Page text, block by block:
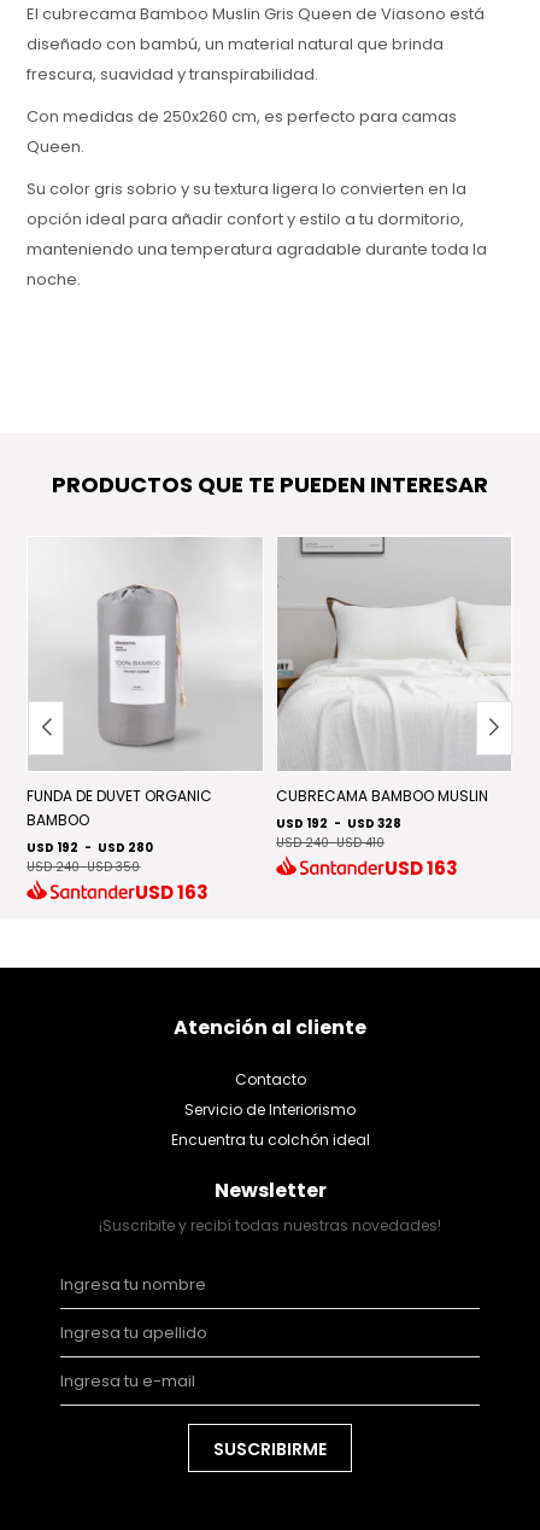
El cubrecama Bamboo Muslin Gris Queen de Viasono está
diseñado con bambú, un material natural que brinda
frescura, suavidad y transpirabilidad.
Con medidas de 250x260 cm, es perfecto para camas
Queen.
Su color gris sobrio y su textura ligera lo convierten en la
opción ideal para añadir confort y estilo a tu dormitorio,
manteniendo una temperatura agradable durante toda la
noche.
PRODUCTOS QUE TE PUEDEN INTERESAR
FUNDA DE DUVET ORGANIC
BAMBOO
USD 192 - USD 280
USD 240-USD 350
USD163
CUBRECAMA BAMBOO MUSLIN
USD 192 - USD 328
USD 240-USD 410
USD163
Atención al cliente
Contacto
Servicio de Interiorismo
Encuentra tu colchón ideal
Newsletter
¡Suscribite y recibí todas nuestras novedades!
SUSCRIBIRME